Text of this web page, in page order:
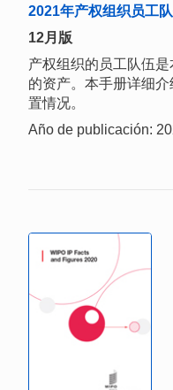
2021年产权组织员工
12月版
产权组织的员工队伍
的资产。本手册详细
置情况。
Año de publicación: